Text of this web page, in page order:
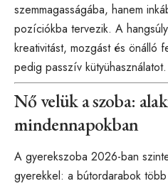
szemmagasságába, hanem
pozíciókba tervezik. A
kreativitást, mozgást és önálló
pedig passzív kütyühasználatot.
Nő velük a szoba:
mindennapokban
A gyerekszoba 2026-ban
gyerekkel: a bútordarabok